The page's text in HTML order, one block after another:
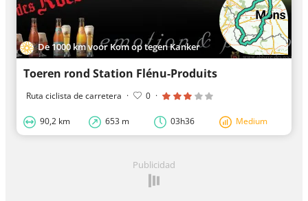
De 1000 km voor Kom op tegen Kanker
Toeren rond Station Flénu-Produits
Ruta ciclista de carretera · 0 ·
90,2 km 653 m 03h36 Medium
Publicidad